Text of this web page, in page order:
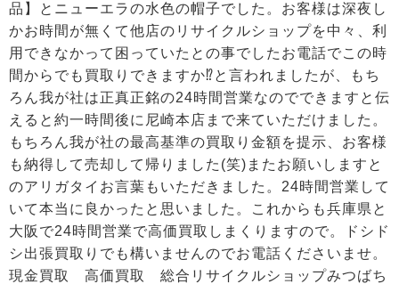
品】とニューエラの水色の帽子でした。お客様は深夜し
かお時間が無くて他店のリサイクルショップを中々、利
用できなかって困っていたとの事でしたお電話でこの時
間からでも買取りできますか⁉と言われましたが、もち
ろん我が社は正真正銘の24時間営業なのでできますと伝
えると約一時間後に尼崎本店まで来ていただけました。
もちろん我が社の最高基準の買取り金額を提示、お客様
も納得して売却して帰りました(笑)またお願いしますと
のアリガタイお言葉もいただきました。24時間営業して
いて本当に良かったと思いました。これからも兵庫県と
大阪で24時間営業で高価買取しまくりますので。ドシド
シ出張買取りでも構いませんのでお電話くださいませ。
現金買取 高価買取 総合リサイクルショップみつばち